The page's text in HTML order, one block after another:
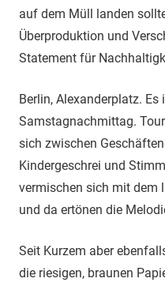
auf dem Müll landen
Überproduktion und
Statement für
Berlin, Alexanderplatz. Es
Samstagnachmittag.
sich zwischen
Kindergeschrei und
vermischen sich mit dem
und da ertönen die
Seit Kurzem aber
die riesigen, braunen